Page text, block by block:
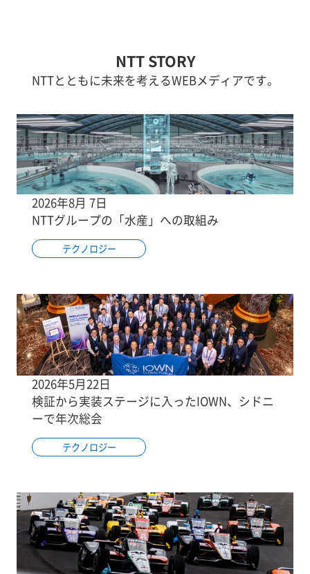
NTT STORY
NTTとともに未来を考えるWEBメディアです。
2026年8月 7日
NTTグループの「水産」への取組み
テクノロジー
2026年5月22日
検証から実装ステージに入ったIOWN、シドニ
ーで年次総会
テクノロジー